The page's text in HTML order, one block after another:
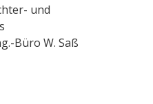
Arch.
und
Büro W. Saß